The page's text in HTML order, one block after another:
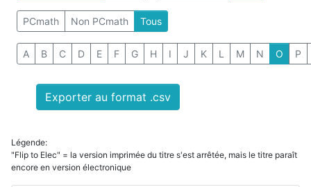
PCmath Non PCmath Tous
A B C D E F G H I J K L M N O P
Exporter au format .csv
Légende:
"Flip to Elec" = la version imprimée du titre s'est arrêtée, mais le titre paraît
encore en version électronique